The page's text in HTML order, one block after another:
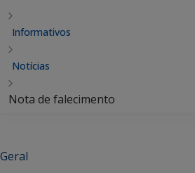
Informativos
Notícias
Nota de falecimento
Geral